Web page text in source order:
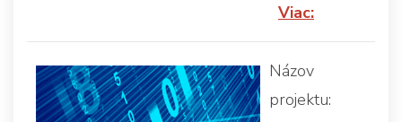
Viac:
Názov
projektu: